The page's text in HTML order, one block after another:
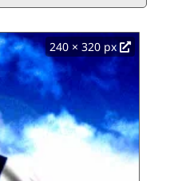
240 × 320 px